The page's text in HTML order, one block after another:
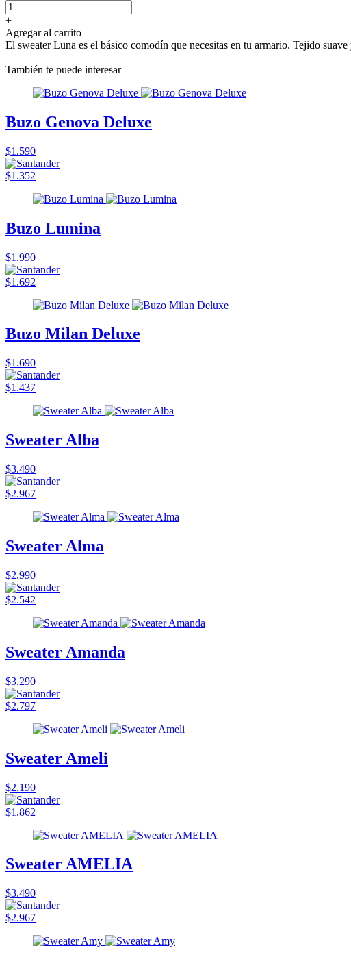
+
Agregar al carrito
El sweater Luna es el básico comodín que necesitas en tu armario. Tejido
También te puede interesar
Buzo Genova Deluxe
$1.590
$1.352
Buzo Lumina
$1.990
$1.692
Buzo Milan Deluxe
$1.690
$1.437
Sweater Alba
$3.490
$2.967
Sweater Alma
$2.990
$2.542
Sweater Amanda
$3.290
$2.797
Sweater Ameli
$2.190
$1.862
Sweater AMELIA
$3.490
$2.967